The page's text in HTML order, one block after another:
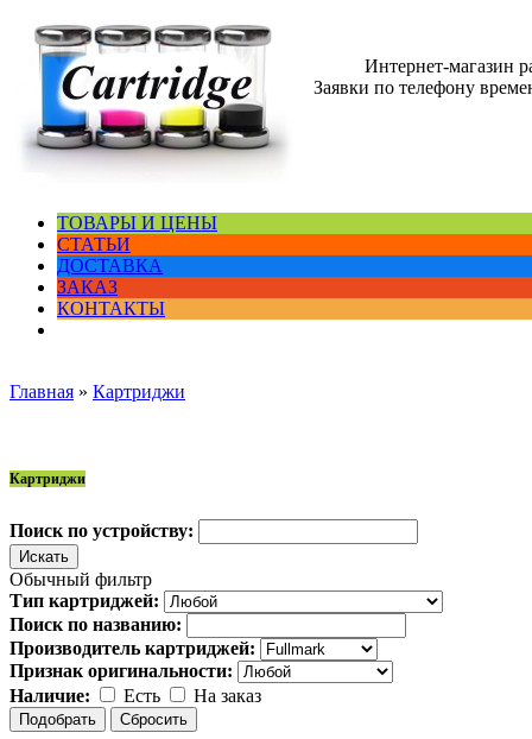
Интернет-магазин
Заявки по телефону
ТОВАРЫ И ЦЕНЫ
СТАТЬИ
ДОСТАВКА
ЗАКАЗ
КОНТАКТЫ
Главная » Картриджи
Картриджи
Поиск по устройству:
Обычный фильтр
Тип картриджей:
Поиск по названию:
Производитель картриджей:
Признак оригинальности:
Наличие:
Есть На заказ